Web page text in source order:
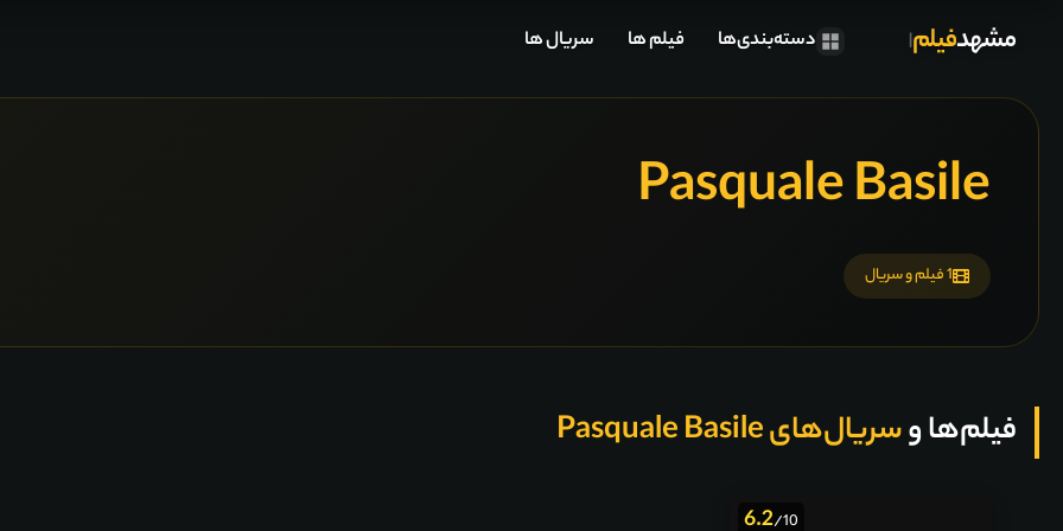
مشهدفیلم دسته‌بندی‌ها فیلم ها سریال ها
Pasquale Basile
1 فیلم و سریال
فیلم‌ها وسریال‌های Pasquale Basile
6.2/10